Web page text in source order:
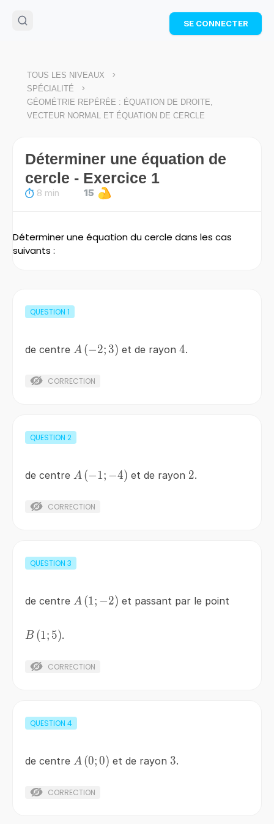
🌴Cahier de vacances offert
: révise les maths cet
Télécharge ton PDF gratuit et progresse avec des
SE CONNECTER
TOUS LES NIVEAUX >
SPÉCIALITÉ >
GÉOMÉTRIE REPÉRÉE : ÉQUATION DE DROITE,
VECTEUR NORMAL ET ÉQUATION DE CERCLE
Déterminer une équation de
cercle - Exercice 1
8 min 15
Déterminer une équation du cercle dans les cas
suivants :
QUESTION 1
de centre A\left(-2;3\right)
A (−2; 3) et de rayon4
4.
CORRECTION
QUESTION 2
de centre A\left(-1;-4\right)
A (−1; −4) et de rayon 2
2.
CORRECTION
QUESTION 3
de centre A\left(1;-2\right)
A (1; −2) et passant par le point
B\left(1;5\right)
B (1; 5).
CORRECTION
QUESTION 4
de centre A\left(0;0\right)
A (0; 0) et de rayon 3
3.
CORRECTION